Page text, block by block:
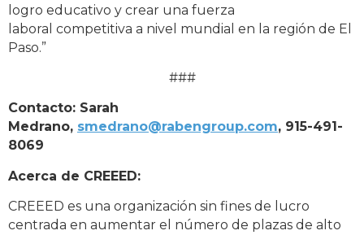
logro educativo y crear una fuerza
laboral competitiva a nivel mundial en la región de El
Paso.”
###
Contacto: Sarah
Medrano, smedrano@rabengroup.com, 915-491-
8069
Acerca de CREEED:
CREEED es una organización sin fines de lucro
centrada en aumentar el número de plazas de alto